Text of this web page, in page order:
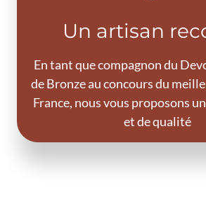
Un artisan
En tant que compagnon du
de Bronze au concours du
France, nous vous proposons
et de qualité